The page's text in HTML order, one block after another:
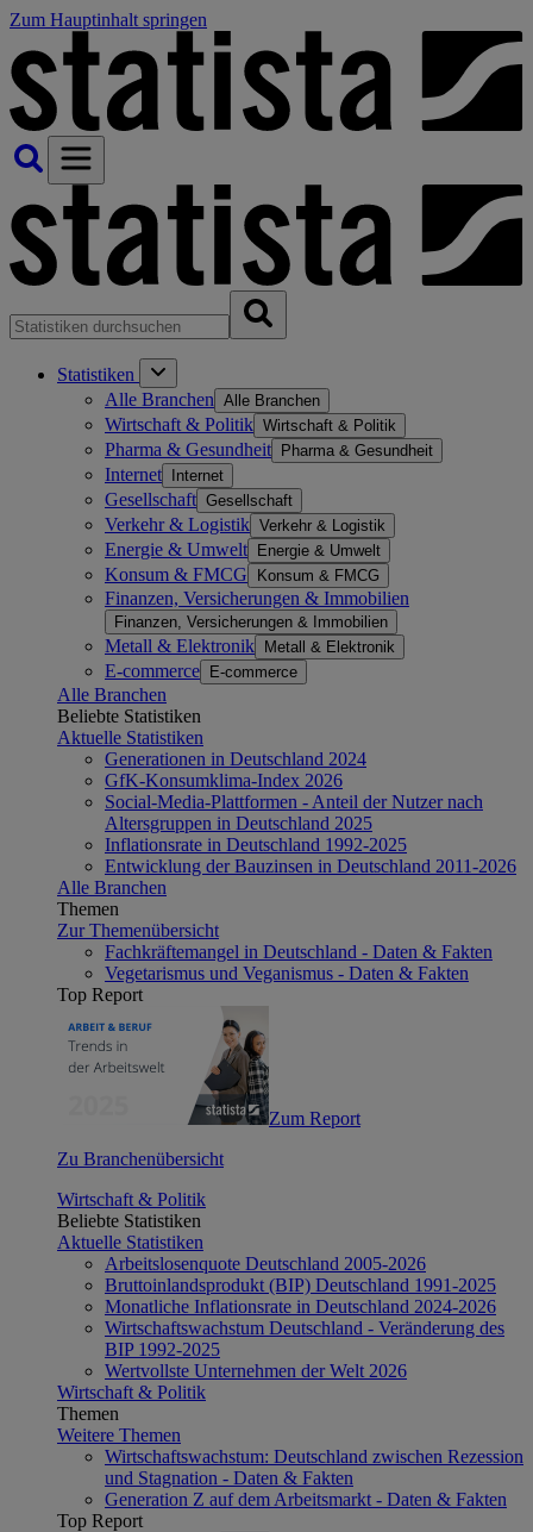
Zum Hauptinhalt springen
Statistiken
Alle Branchen Alle Branchen
Wirtschaft & Politik Wirtschaft & Politik
Pharma & Gesundheit Pharma & Gesundheit
Internet Internet
Gesellschaft Gesellschaft
Verkehr & Logistik Verkehr & Logistik
Energie & Umwelt Energie & Umwelt
Konsum & FMCG Konsum & FMCG
Finanzen, Versicherungen & Immobilien
Finanzen, Versicherungen & Immobilien
Metall & Elektronik Metall & Elektronik
E-commerce E-commerce
Alle Branchen
Beliebte Statistiken
Aktuelle Statistiken
Generationen in Deutschland 2024
GfK-Konsumklima-Index 2026
Social-Media-Plattformen - Anteil der Nutzer nach
Altersgruppen in Deutschland 2025
Inflationsrate in Deutschland 1992-2025
Entwicklung der Bauzinsen in Deutschland 2011-2026
Alle Branchen
Themen
Zur Themenübersicht
Fachkräftemangel in Deutschland - Daten & Fakten
Vegetarismus und Veganismus - Daten & Fakten
Top Report
Zum Report
Zu Branchenübersicht
Wirtschaft & Politik
Beliebte Statistiken
Aktuelle Statistiken
Arbeitslosenquote Deutschland 2005-2026
Bruttoinlandsprodukt (BIP) Deutschland 1991-2025
Monatliche Inflationsrate in Deutschland 2024-2026
Wirtschaftswachstum Deutschland - Veränderung des
BIP 1992-2025
Wertvollste Unternehmen der Welt 2026
Wirtschaft & Politik
Themen
Weitere Themen
Wirtschaftswachstum: Deutschland zwischen Rezession
und Stagnation - Daten & Fakten
Generation Z auf dem Arbeitsmarkt - Daten & Fakten
Top Report